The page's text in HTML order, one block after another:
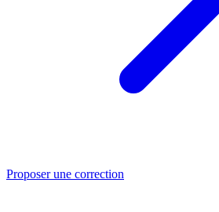
Proposer une correction